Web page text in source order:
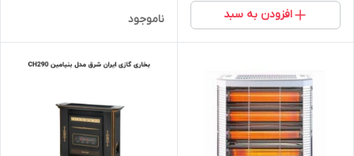
افزودن به سبد
ناموجود